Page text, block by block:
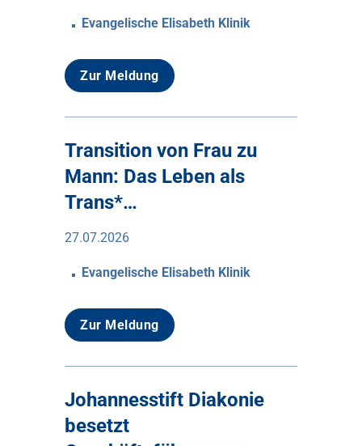
Evangelische Elisabeth Klinik
Zur Meldung
Transition von Frau zu
Mann: Das Leben als
Trans*…
27.07.2026
Evangelische Elisabeth Klinik
Zur Meldung
Johannesstift Diakonie
besetzt